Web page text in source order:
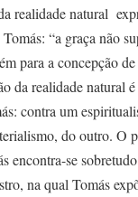
realidade natural
“a graça não
para a concepção
da realidade natural
contra um
do outro. O
encontra-se
na qual Tomás